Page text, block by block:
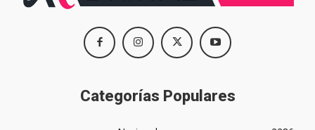
Categorías Populares